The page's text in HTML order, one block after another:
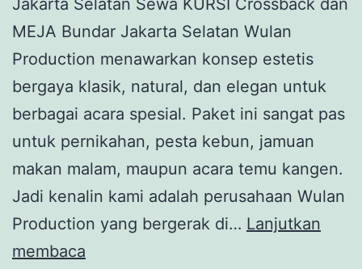
Jakarta Selatan Sewa KURSI Crossback dan
MEJA Bundar Jakarta Selatan Wulan
Production menawarkan konsep estetis
bergaya klasik, natural, dan elegan untuk
berbagai acara spesial. Paket ini sangat pas
untuk pernikahan, pesta kebun, jamuan
makan malam, maupun acara temu kangen.
Jadi kenalin kami adalah perusahaan Wulan
Production yang bergerak di… Lanjutkan
membaca